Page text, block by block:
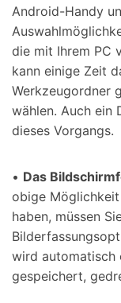
Android-Handy
die mit Ihrem PC
kann einige Zeit
Werkzeugordner
wählen. Auch ein
dieses Vorgangs.
• Das
obige
haben, müssen
wird automatisch
gespeichert,